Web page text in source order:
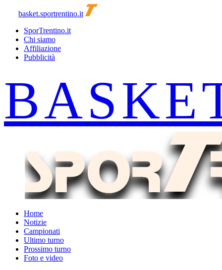
basket.sportrentino.it
SporTrentino.it
Chi siamo
Affiliazione
Pubblicità
Home
Notizie
Campionati
Ultimo turno
Prossimo turno
Foto e video